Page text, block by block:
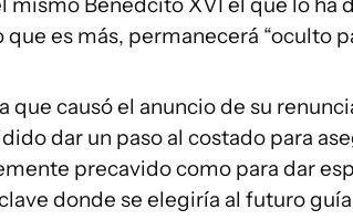
es más, permanecerá “oculto
que causó el anuncio de su
dar un paso al costado para
precavido como para dar
donde se elegiría al futuro